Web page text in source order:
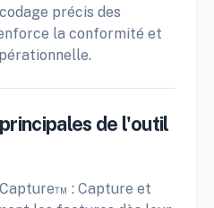
précis des
la conformité et
de l'outil
: Capture et